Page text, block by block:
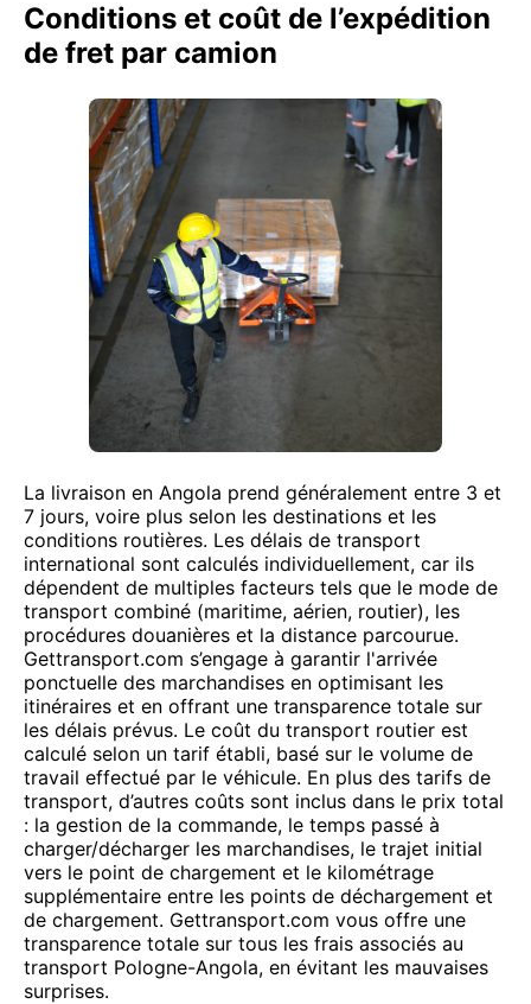
Conditions et coût de l’expédition
de fret par camion
La livraison en Angola prend généralement entre 3 et
7 jours, voire plus selon les destinations et les
conditions routières. Les délais de transport
international sont calculés individuellement, car ils
dépendent de multiples facteurs tels que le mode de
transport combiné (maritime, aérien, routier), les
procédures douanières et la distance parcourue.
Gettransport.com s’engage à garantir l'arrivée
ponctuelle des marchandises en optimisant les
itinéraires et en offrant une transparence totale sur
les délais prévus. Le coût du transport routier est
calculé selon un tarif établi, basé sur le volume de
travail effectué par le véhicule. En plus des tarifs de
transport, d’autres coûts sont inclus dans le prix total
: la gestion de la commande, le temps passé à
charger/décharger les marchandises, le trajet initial
vers le point de chargement et le kilométrage
supplémentaire entre les points de déchargement et
de chargement. Gettransport.com vous offre une
transparence totale sur tous les frais associés au
transport Pologne-Angola, en évitant les mauvaises
surprises.